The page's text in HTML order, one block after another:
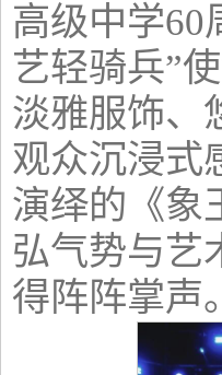
高级中学60
艺轻骑兵”
淡雅服饰、
观众沉浸式
演绎的《象
弘气势与艺
得阵阵掌声。